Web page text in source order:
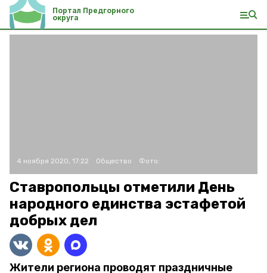
Портал Предгорного
округа
4 ноября 2020, 17:22 Общество Фото:
Ставропольцы отметили День
народного единства эстафетой
добрых дел
Жители региона проводят праздничные